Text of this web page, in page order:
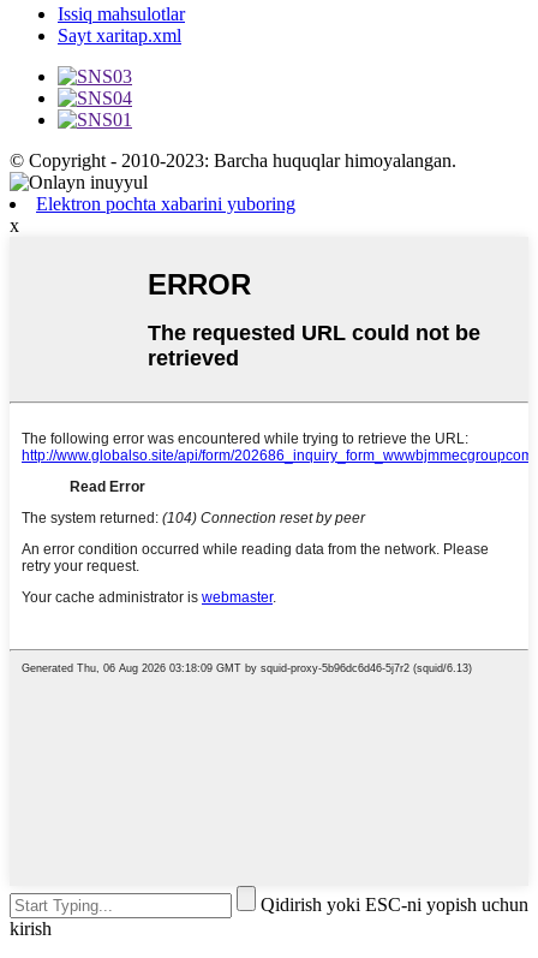
Issiq mahsulotlar
Sayt xaritap.xml
© Copyright - 2010-2023: Barcha huquqlar himoyalangan.
Elektron pochta xabarini yuboring
x
Qidirish yoki ESC-ni yopish uchun
kirish